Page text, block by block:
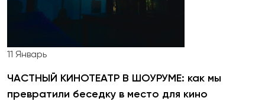
11 Январь
ЧАСТНЫЙ КИНОТЕАТР В ШОУРУМЕ: как мы
превратили беседку в место для кино